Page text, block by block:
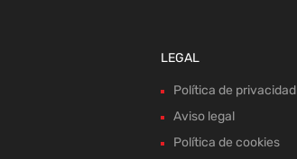
LEGAL
Política de privacidad
Aviso legal
Política de cookies